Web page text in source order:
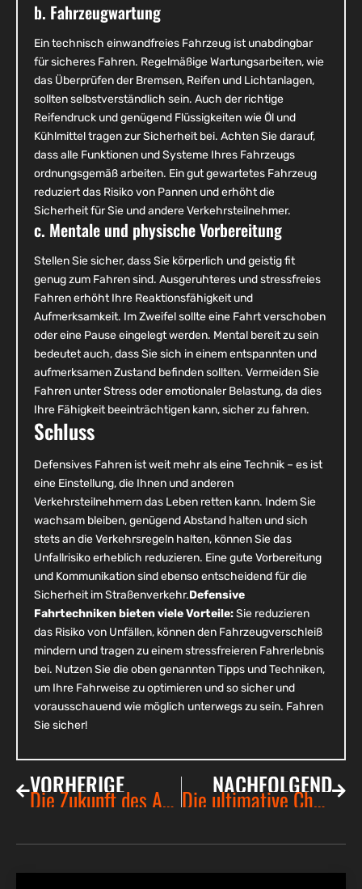
b. Fahrzeugwartung
Ein technisch einwandfreies Fahrzeug ist unabdingbar
für sicheres Fahren. Regelmäßige Wartungsarbeiten, wie
das Überprüfen der Bremsen, Reifen und Lichtanlagen,
sollten selbstverständlich sein. Auch der richtige
Reifendruck und genügend Flüssigkeiten wie Öl und
Kühlmittel tragen zur Sicherheit bei. Achten Sie darauf,
dass alle Funktionen und Systeme Ihres Fahrzeugs
ordnungsgemäß arbeiten. Ein gut gewartetes Fahrzeug
reduziert das Risiko von Pannen und erhöht die
Sicherheit für Sie und andere Verkehrsteilnehmer.
c. Mentale und physische Vorbereitung
Stellen Sie sicher, dass Sie körperlich und geistig fit
genug zum Fahren sind. Ausgeruhteres und stressfreies
Fahren erhöht Ihre Reaktionsfähigkeit und
Aufmerksamkeit. Im Zweifel sollte eine Fahrt verschoben
oder eine Pause eingelegt werden. Mental bereit zu sein
bedeutet auch, dass Sie sich in einem entspannten und
aufmerksamen Zustand befinden sollten. Vermeiden Sie
Fahren unter Stress oder emotionaler Belastung, da dies
Ihre Fähigkeit beeinträchtigen kann, sicher zu fahren.
Schluss
Defensives Fahren ist weit mehr als eine Technik – es ist
eine Einstellung, die Ihnen und anderen
Verkehrsteilnehmern das Leben retten kann. Indem Sie
wachsam bleiben, genügend Abstand halten und sich
stets an die Verkehrsregeln halten, können Sie das
Unfallrisiko erheblich reduzieren. Eine gute Vorbereitung
und Kommunikation sind ebenso entscheidend für die
Sicherheit im Straßenverkehr.Defensive
Fahrtechniken bieten viele Vorteile:Sie reduzieren
das Risiko von Unfällen, können den Fahrzeugverschleiß
mindern und tragen zu einem stressfreieren Fahrerlebnis
bei. Nutzen Sie die oben genannten Tipps und Techniken,
um Ihre Fahrweise zu optimieren und so sicher und
vorausschauend wie möglich unterwegs zu sein. Fahren
Sie sicher!
VORHERIGE Die Zukunft des Autofahrens: Trends und Innovationen bei vernetzten Fahrzeugen NACHFOLGEND
Die ultimative Checkliste für den Autokauf: Darauf müssen Sie achten!